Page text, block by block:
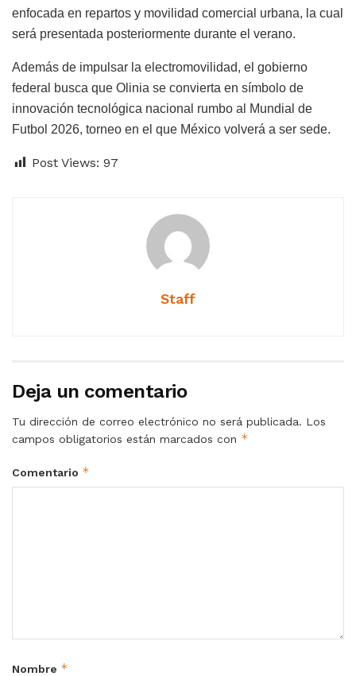
enfocada en repartos y movilidad comercial urbana, la cual
será presentada posteriormente durante el verano.
Además de impulsar la electromovilidad, el gobierno
federal busca que Olinia se convierta en símbolo de
innovación tecnológica nacional rumbo al Mundial de
Futbol 2026, torneo en el que México volverá a ser sede.
Post Views: 97
Staff
Deja un comentario
Tu dirección de correo electrónico no será publicada. Los
campos obligatorios están marcados con *
Comentario *
Nombre *